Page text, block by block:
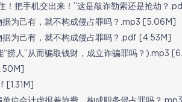
把手机交出来！”这是敲诈勒索还是抢劫？
为己有，就不构成侵占罪吗？.mp3 [5.06M]
为己有，就不构成侵占罪吗？.pdf [4.53M]
捞人”从而骗取钱财，成立诈骗罪吗？).mp3